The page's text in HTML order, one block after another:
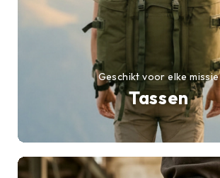
Tassen
Geschikt voor elke missie